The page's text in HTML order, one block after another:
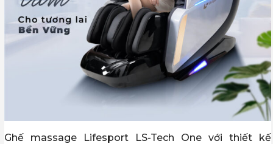
Ghế massage Lifesport LS-Tech One với thiết kế